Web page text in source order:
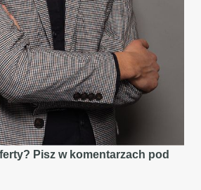
Pisz w komentarzach pod